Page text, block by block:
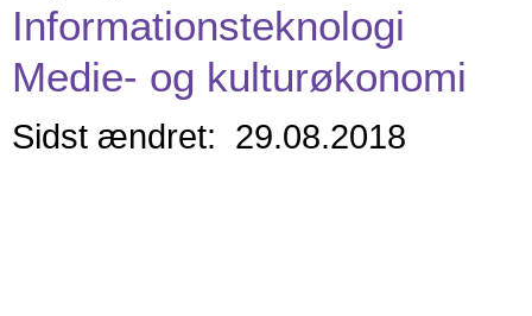
Informationsteknologi
Medie- og kulturøkonomi
Sidst ændret: 29.08.2018